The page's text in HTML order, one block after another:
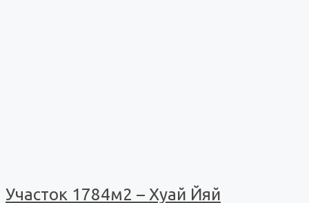
Участок 1784м2 – Хуай Йяй